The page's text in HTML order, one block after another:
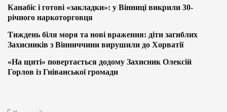
Канабіс і готові «закладки»: у Вінниці викрили 30-
річного наркоторговця
Тиждень біля моря та нові враження: діти загиблих
Захисників з Вінниччини вирушили до Хорватії
«На щиті» повертається додому Захисник Олексій
Горлов із Гніванської громади